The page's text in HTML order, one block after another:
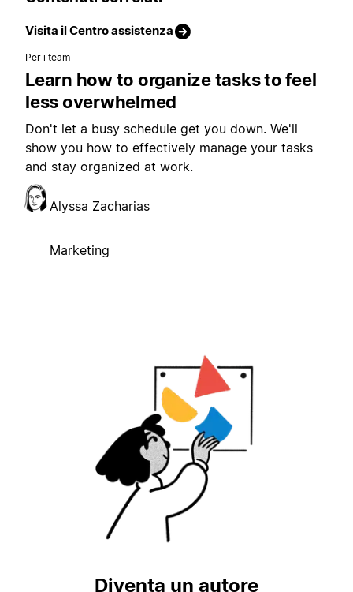
Visita il Centro assistenza
Per i team
Learn how to organize tasks to feel
less overwhelmed
Don't let a busy schedule get you down. We'll
show you how to effectively manage your tasks
and stay organized at work.
Alyssa Zacharias
Marketing
Diventa un autore